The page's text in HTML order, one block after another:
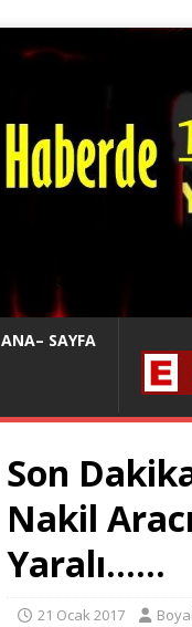
ANA– SAYFA
Son
Nakil
Yaralı……
21 Ocak 2017